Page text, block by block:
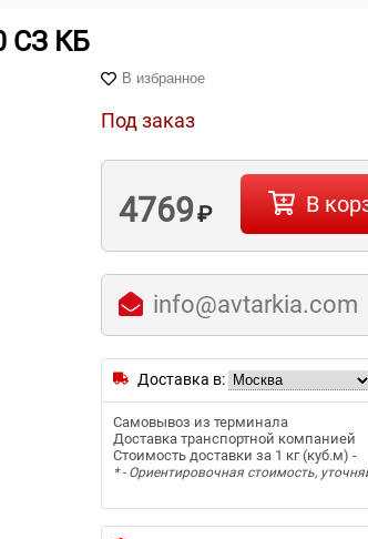
СЗ КБ
В избранное
Под заказ
4769₽ В
info@avtarkia.com
Доставка в:
Самовывоз из терминала
Доставка транспортной компанией
Стоимость доставки за 1 кг (куб.м) -
* - Ориентировочная стоимость,